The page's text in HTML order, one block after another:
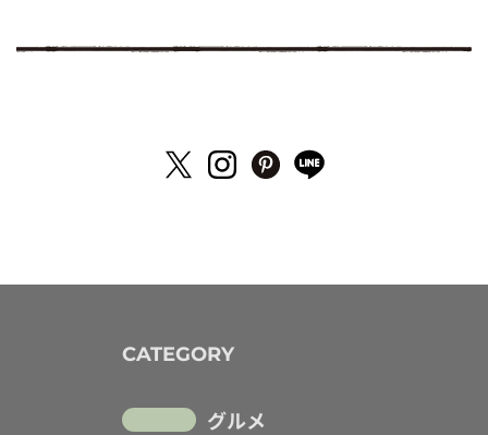
CATEGORY
グルメ